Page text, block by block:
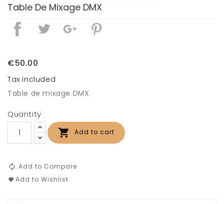
Table De Mixage DMX
€50.00
Tax included
Table de mixage DMX
Quantity
 Add to cart
Add to Compare
Add to Wishlist